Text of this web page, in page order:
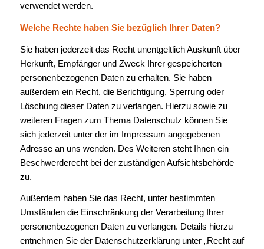
verwendet werden.
Welche Rechte haben Sie bezüglich Ihrer Daten?
Sie haben jederzeit das Recht unentgeltlich Auskunft über
Herkunft, Empfänger und Zweck Ihrer gespeicherten
personenbezogenen Daten zu erhalten. Sie haben
außerdem ein Recht, die Berichtigung, Sperrung oder
Löschung dieser Daten zu verlangen. Hierzu sowie zu
weiteren Fragen zum Thema Datenschutz können Sie
sich jederzeit unter der im Impressum angegebenen
Adresse an uns wenden. Des Weiteren steht Ihnen ein
Beschwerderecht bei der zuständigen Aufsichtsbehörde
zu.
Außerdem haben Sie das Recht, unter bestimmten
Umständen die Einschränkung der Verarbeitung Ihrer
personenbezogenen Daten zu verlangen. Details hierzu
entnehmen Sie der Datenschutzerklärung unter „Recht auf